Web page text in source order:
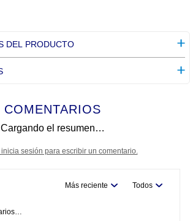
DEL PRODUCTO
COMENTARIOS
Cargando el resumen…
inicia sesión para escribir un comentario.
Más reciente Todos